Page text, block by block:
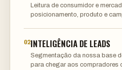
Leitura de consumidor e
posicionamento, produto e
02INTELIGÊNCIA DE LEADS
Segmentação da nossa base
para chegar aos compradores